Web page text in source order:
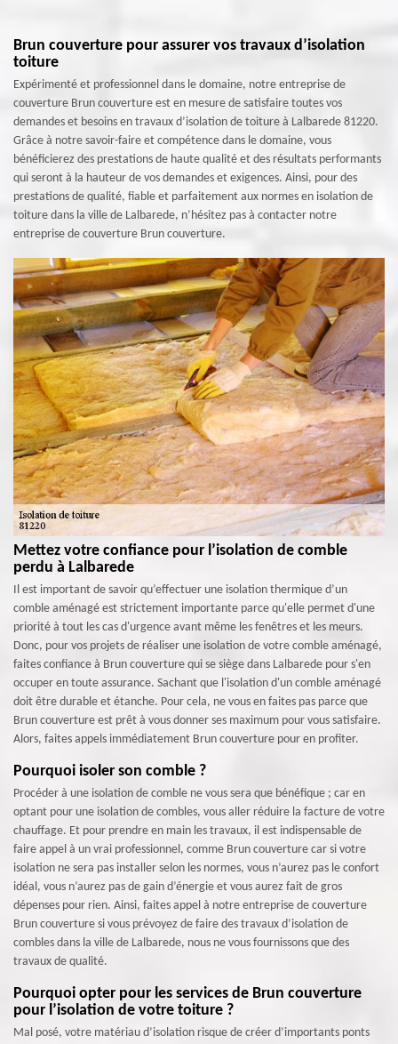
Brun couverture pour assurer vos travaux d’isolation
toiture
Expérimenté et professionnel dans le domaine, notre entreprise de
couverture Brun couverture est en mesure de satisfaire toutes vos
demandes et besoins en travaux d’isolation de toiture à Lalbarede 81220.
Grâce à notre savoir-faire et compétence dans le domaine, vous
bénéficierez des prestations de haute qualité et des résultats performants
qui seront à la hauteur de vos demandes et exigences. Ainsi, pour des
prestations de qualité, fiable et parfaitement aux normes en isolation de
toiture dans la ville de Lalbarede, n’hésitez pas à contacter notre
entreprise de couverture Brun couverture.
Mettez votre confiance pour l’isolation de comble
perdu à Lalbarede
Il est important de savoir qu’effectuer une isolation thermique d’un
comble aménagé est strictement importante parce qu'elle permet d'une
priorité à tout les cas d'urgence avant même les fenêtres et les meurs.
Donc, pour vos projets de réaliser une isolation de votre comble aménagé,
faites confiance à Brun couverture qui se siège dans Lalbarede pour s'en
occuper en toute assurance. Sachant que l'isolation d'un comble aménagé
doit être durable et étanche. Pour cela, ne vous en faites pas parce que
Brun couverture est prêt à vous donner ses maximum pour vous satisfaire.
Alors, faites appels immédiatement Brun couverture pour en profiter.
Pourquoi isoler son comble ?
Procéder à une isolation de comble ne vous sera que bénéfique ; car en
optant pour une isolation de combles, vous aller réduire la facture de votre
chauffage. Et pour prendre en main les travaux, il est indispensable de
faire appel à un vrai professionnel, comme Brun couverture car si votre
isolation ne sera pas installer selon les normes, vous n’aurez pas le confort
idéal, vous n’aurez pas de gain d’énergie et vous aurez fait de gros
dépenses pour rien. Ainsi, faites appel à notre entreprise de couverture
Brun couverture si vous prévoyez de faire des travaux d’isolation de
combles dans la ville de Lalbarede, nous ne vous fournissons que des
travaux de qualité.
Pourquoi opter pour les services de Brun couverture
pour l’isolation de votre toiture ?
Mal posé, votre matériau d’isolation risque de créer d’importants ponts